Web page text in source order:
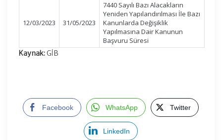
12/03/2023 31/05/2023
7440 Sayılı Bazı Alacakların
Yeniden Yapılandırılması İle Bazı
Kanunlarda Değişiklik
Yapılmasına Dair Kanunun
Başvuru Süresi
Kaynak:GİB
Facebook WhatsApp Twitter
LinkedIn